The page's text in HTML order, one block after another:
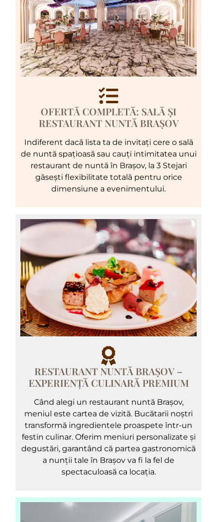
OFERTĂ COMPLETĂ: SALĂ ȘI
RESTAURANT NUNTĂ BRAȘOV
Indiferent dacă lista ta de invitați cere o sală
de nuntă spațioasă sau cauți intimitatea unui
restaurant de nuntă în Brașov, la 3 Stejari
găsești flexibilitate totală pentru orice
dimensiune a evenimentului.
RESTAURANT NUNTĂ BRAȘOV –
EXPERIENȚĂ CULINARĂ PREMIUM
Când alegi un restaurant nuntă Brașov,
meniul este cartea de vizită. Bucătarii noștri
transformă ingredientele proaspete într-un
festin culinar. Oferim meniuri personalizate și
degustări, garantând că partea gastronomică
a nunții tale în Brașov va fi la fel de
spectaculoasă ca locația.